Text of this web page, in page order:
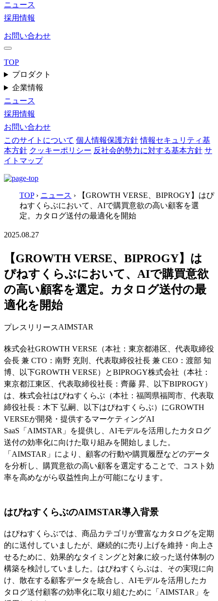
ニュース
採用情報
お問い合わせ
TOP
プロダクト
企業情報
ニュース
採用情報
お問い合わせ
このサイトについて 個人情報保護方針 情報セキュリティ基
本方針 クッキーポリシー 反社会的勢力に対する基本方針 サ
イトマップ
TOP › ニュース ›
【GROWTH VERSE、BIPROGY】はぴ
ねすくらぶにおいて、AIで購買意欲の高い顧客を選
定。カタログ送付の最適化を開始
2025.08.27
【GROWTH VERSE、BIPROGY】は
ぴねすくらぶにおいて、AIで購買意欲
の高い顧客を選定。カタログ送付の最
適化を開始
プレスリリースAIMSTAR
株式会社GROWTH VERSE（本社：東京都港区、代表取締役
会長 兼 CTO：南野 充則、代表取締役社長 兼 CEO：渡部 知
博、以下GROWTH VERSE）とBIPROGY株式会社（本社：
東京都江東区、代表取締役社長：齊藤 昇、以下BIPROGY）
は、株式会社はぴねすくらぶ（本社：福岡県福岡市、代表取
締役社長：木下 弘嗣、以下はぴねすくらぶ）にGROWTH
VERSEが開発・提供するマーケティングAI
SaaS「AIMSTAR」を提供し、AIモデルを活用したカタログ
送付の効率化に向けた取り組みを開始しました。
「AIMSTAR」により、顧客の行動や購買履歴などのデータ
を分析し、購買意欲の高い顧客を選定することで、コスト効
率を高めながら収益性向上が可能になります。
はぴねすくらぶのAIMSTAR導入背景
はぴねすくらぶでは、商品カテゴリが豊富なカタログを定期
的に送付していましたが、継続的に売り上げを維持・向上さ
せるために、効果的なタイミングと対象に絞った送付体制の
構築を検討していました。はぴねすくらぶは、その実現に向
け、散在する顧客データを統合し、AIモデルを活用したカ
タログ送付顧客の効率化に取り組むために「AIMSTAR」を